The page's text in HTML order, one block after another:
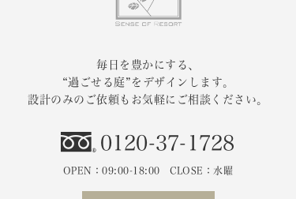
毎日を豊かにする、
“過ごせる庭”をデザインします。
設計のみのご依頼もお気軽にご相談ください。
0120-37-1728
OPEN：09:00-18:00 CLOSE：水曜